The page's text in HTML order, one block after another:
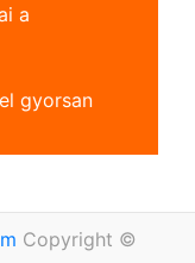
a
gyorsan
Copyright ©